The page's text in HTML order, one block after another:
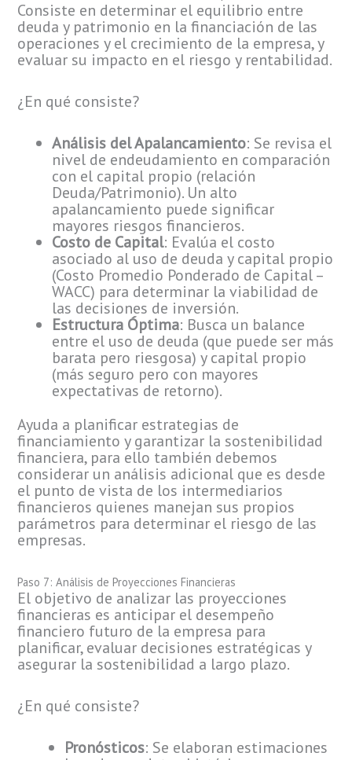
Consiste en determinar el equilibrio entre
deuda y patrimonio en la financiación de las
operaciones y el crecimiento de la empresa, y
evaluar su impacto en el riesgo y rentabilidad.
¿En qué consiste?
Análisis del Apalancamiento: Se revisa el
nivel de endeudamiento en comparación
con el capital propio (relación
Deuda/Patrimonio). Un alto
apalancamiento puede significar
mayores riesgos financieros.
Costo de Capital: Evalúa el costo
asociado al uso de deuda y capital propio
(Costo Promedio Ponderado de Capital –
WACC) para determinar la viabilidad de
las decisiones de inversión.
Estructura Óptima: Busca un balance
entre el uso de deuda (que puede ser más
barata pero riesgosa) y capital propio
(más seguro pero con mayores
expectativas de retorno).
Ayuda a planificar estrategias de
financiamiento y garantizar la sostenibilidad
financiera, para ello también debemos
considerar un análisis adicional que es desde
el punto de vista de los intermediarios
financieros quienes manejan sus propios
parámetros para determinar el riesgo de las
empresas.
Paso 7: Análisis de Proyecciones Financieras
El objetivo de analizar las proyecciones
financieras es anticipar el desempeño
financiero futuro de la empresa para
planificar, evaluar decisiones estratégicas y
asegurar la sostenibilidad a largo plazo.
¿En qué consiste?
Pronósticos: Se elaboran estimaciones